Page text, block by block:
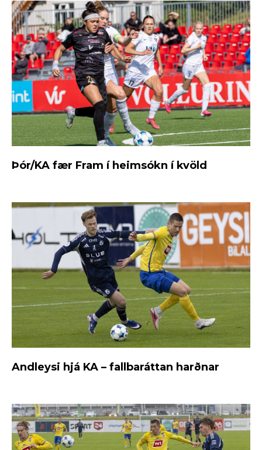
Þór/KA fær Fram í heimsókn í kvöld
Andleysi hjá KA – fallbaráttan harðnar